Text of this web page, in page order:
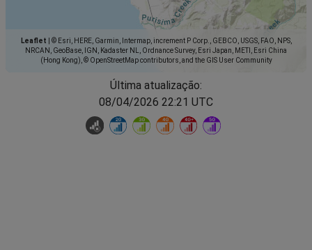
Leaflet
© Esri, HERE, Garmin, Intermap, increment P Corp., GEBCO, USGS, FAO, NPS,
NRCAN, GeoBase, IGN, Kadaster NL, Ordnance Survey, Esri Japan, METI, Esri China
(Hong Kong), © OpenStreetMap contributors, and the GIS User Community
Última atualização:
08/04/2026 22:21 UTC